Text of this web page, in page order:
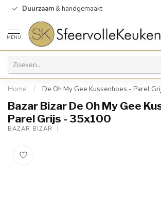
Duurzaam & handgemaakt
MENU
Home / De Oh My Gee Kussenhoes - Parel
Bazar Bizar De Oh My Gee
Parel Grijs - 35x100
BAZAR BIZAR